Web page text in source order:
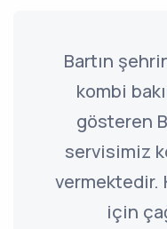
Bartın
kombi
gösteren
servisimiz
vermektedir.
için